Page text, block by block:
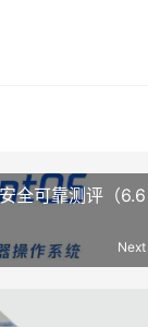
全可靠测评（6.6
Next